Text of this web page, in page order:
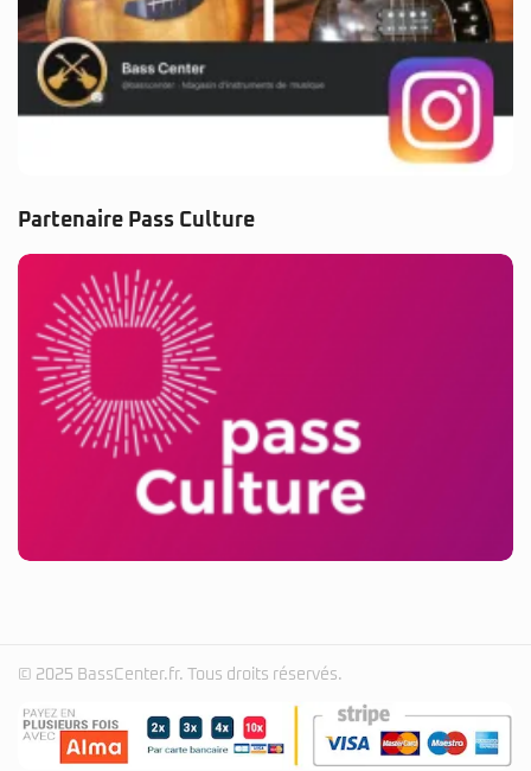
Partenaire Pass Culture
© 2025 BassCenter.fr. Tous droits réservés.